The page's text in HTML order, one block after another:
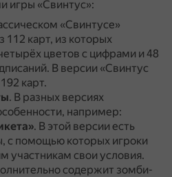
игры «Свинтус»:
«Свинтусе»
112 карт, из которых
цветов с цифрами и 48
В версии «Свинтус
карт.
. В разных версиях
например:
. В этой версии есть
с помощью которых игроки
участникам свои условия.
содержит зомби-